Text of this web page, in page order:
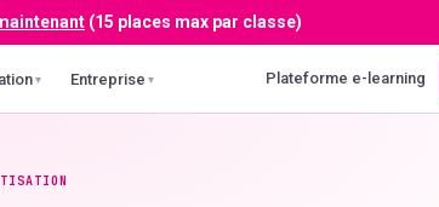
(15 places max par classe)
▾ Entreprise ▾ Plateforme e-learning